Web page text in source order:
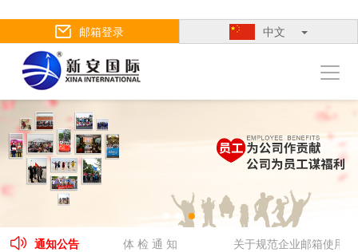
中文
邮箱登录
切
导
航
通知公告
使用的通知 体 检 通 知 关于规范企业邮箱使用的